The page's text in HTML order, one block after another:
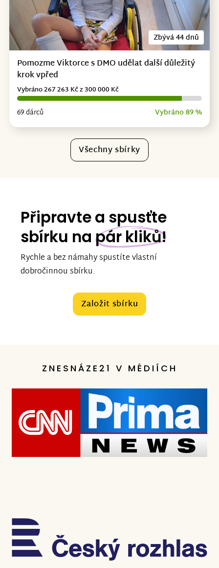
Zbývá 44 dnů
Pomozme Viktorce s DMO udělat další důležitý
krok vpřed
69 dárců Vybráno 89 %
Vybráno 267 263 Kč z 300 000 Kč
Všechny sbírky
Připravte a spusťte
sbírku na pár kliků!
Rychle a bez námahy spustíte vlastní
dobročinnou sbírku.
Založit sbírku
ZNESNÁZE21 V MÉDIÍCH